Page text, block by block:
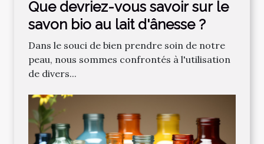
Que devriez-vous savoir sur le
savon bio au lait d'ânesse ?
Dans le souci de bien prendre soin de notre
peau, nous sommes confrontés à l'utilisation
de divers...